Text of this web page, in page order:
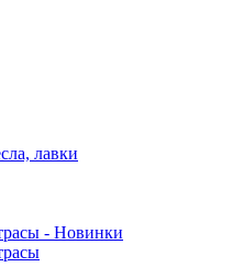
лавки
- Новинки